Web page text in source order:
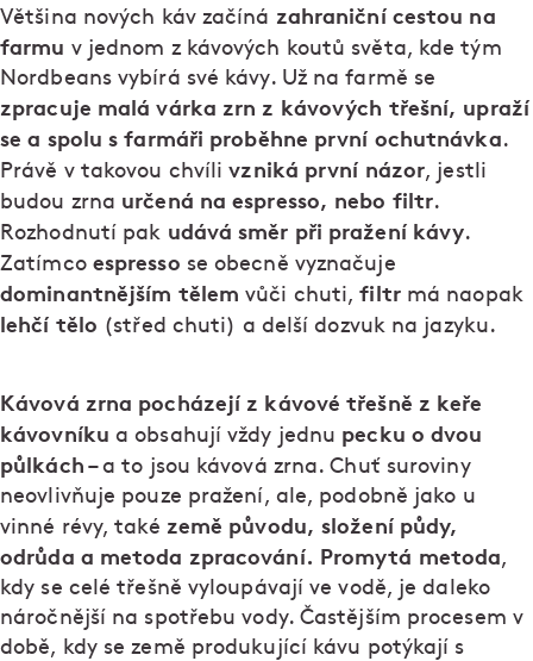
Většina nových káv začíná zahraniční cestou na
farmu v jednom z kávových koutů světa, kde tým
Nordbeans vybírá své kávy. Už na farmě se
zpracuje malá várka zrn z kávových třešní, upraží
se a spolu s farmáři proběhne první ochutnávka.
Právě v takovou chvíli vzniká první názor, jestli
budou zrna určená na espresso, nebo filtr.
Rozhodnutí pak udává směr při pražení kávy.
Zatímco espresso se obecně vyznačuje
dominantnějším tělem vůči chuti,filtr má naopak
lehčí tělo (střed chuti) a delší dozvuk na jazyku.
Kávová zrna pocházejí z kávové třešně z keře
kávovníku a obsahují vždy jednu pecku o dvou
půlkách – a to jsou kávová zrna. Chuť suroviny
neovlivňuje pouze pražení, ale, podobně jako u
vinné révy, také země původu, složení půdy,
odrůda a metoda zpracování. Promytá metoda,
kdy se celé třešně vyloupávají ve vodě, je daleko
náročnější na spotřebu vody. Častějším procesem v
době, kdy se země produkující kávu potýkají s